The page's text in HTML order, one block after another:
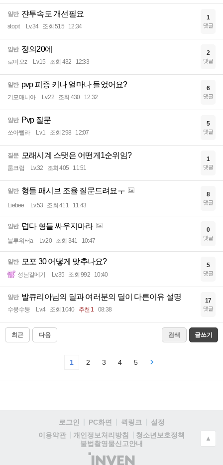
일반 쟌투속도 개선필요
stopit Lv.34 조회 515 12:34
1
댓글
일반 정의20에
로미오z Lv.15 조회 432 12:33
2
댓글
일반 pvp 피증 키나 얼마나 들었어요?
기모매니아 Lv.22 조회 430 12:32
6
댓글
일반 Pvp 질문
쏘아삘라 Lv.1 조회 298 12:07
5
댓글
질문 모래시계 스탯은 어떤게1순위임?
룸크럽 Lv.32 조회 405 11:51
1
댓글
일반 형들 패시브 조율 질문드려요ㅜ
Liebee Lv.53 조회 411 11:43
8
댓글
일반 덥다 형들 싸우지마라
블루워터a Lv.20 조회 341 10:47
0
댓글
일반 모포 30 어떻게 맞추나요?
성남갈메기 Lv.35 조회 992 10:40
5
댓글
일반 발큐리아님의 딜과 여러분의 딜이 다른이유 설명
수붕수붕 Lv.4 조회 1040 추천 1 08:38
17
댓글
최근 다음 검색 글쓰기
1 2 3 4 5
로그인 PC화면 퀵링크
설정
이용약관
개인정보처리방침
청소년보호정책
불법촬영물신고안내
(주)
▲